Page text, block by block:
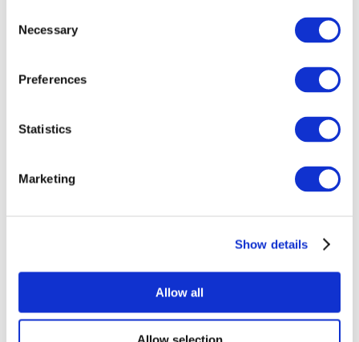
Selection
Necessary
Preferences
Statistics
Marketing
Show details
Allow all
Allow selection
Всі заходи
Концерти
Застосувати